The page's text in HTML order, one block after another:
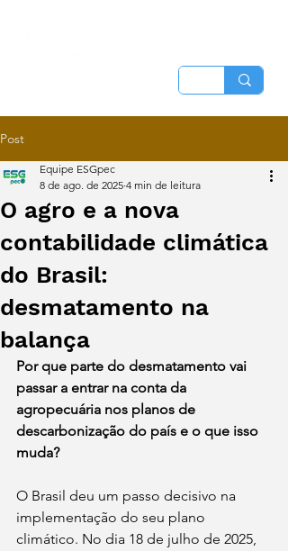
Post
O agro e a nova
contabilidade climática
do Brasil:
desmatamento na
balança
Equipe ESGpec
8 de ago. de 2025 4 min de leitura
Por que parte do desmatamento vai
passar a entrar na conta da
agropecuária nos planos de
descarbonização do país e o que isso
muda?
O Brasil deu um passo decisivo na
implementação do seu plano
climático. No dia 18 de julho de 2025,